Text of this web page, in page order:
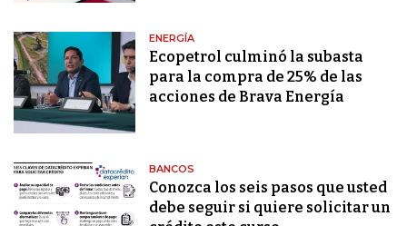
ENERGÍA
Ecopetrol culminó la subasta
para la compra de 25% de las
acciones de Brava Energía
BANCOS
Conozca los seis pasos que usted
debe seguir si quiere solicitar un